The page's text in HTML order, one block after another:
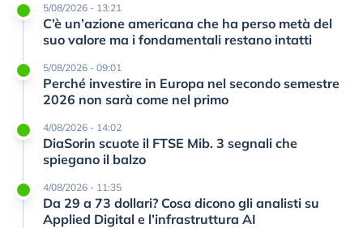
5/08/2026 - 13:21
C’è un’azione americana che ha perso metà del
suo valore ma i fondamentali restano intatti
5/08/2026 - 09:01
Perché investire in Europa nel secondo semestre
2026 non sarà come nel primo
4/08/2026 - 14:02
DiaSorin scuote il FTSE Mib. 3 segnali che
spiegano il balzo
4/08/2026 - 11:35
Da 29 a 73 dollari? Cosa dicono gli analisti su
Applied Digital e l’infrastruttura AI